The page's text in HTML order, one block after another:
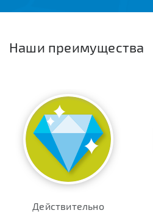
Наши преимущества
Действительно